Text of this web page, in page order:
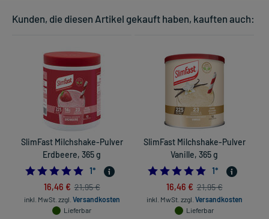
Kunden, die diesen Artikel gekauft haben, kauften auch:
SlimFast Milchshake-Pulver
Erdbeere, 365 g
5.0
1*
16,46 € 21,95 €
inkl. MwSt. zzgl. Versandkosten
Lieferbar
SlimFast Milchshake-Pulver
Vanille, 365 g
5.0
1*
16,46 € 21,95 €
inkl. MwSt. zzgl. Versandkosten
Lieferbar